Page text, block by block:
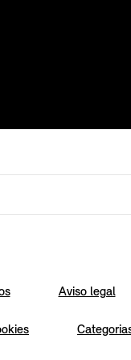
Aviso legal